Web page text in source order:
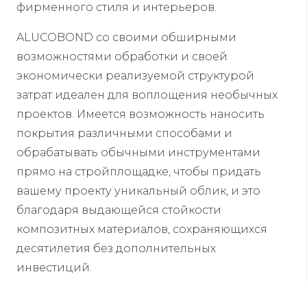
фирменного стиля и интерьеров.
ALUCOBOND со своими обширными
возможностями обработки и своей
экономически реализуемой структурой
затрат идеален для воплощения необычных
проектов. Имеется возможность наносить
покрытия различными способами и
обрабатывать обычными инструментами
прямо на стройплощадке, чтобы придать
вашему проекту уникальный облик, и это
благодаря выдающейся стойкости
композитных материалов, сохраняющихся
десятилетия без дополнительных
инвестиций.